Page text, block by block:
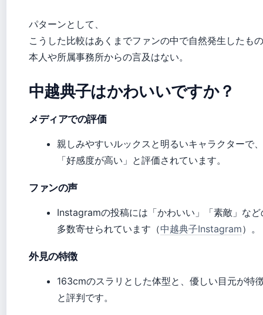
パターンとして、
こうした比較はあくまでファンの中で自然発生したも
本人や所属事務所からの言及はない。
中越典子はかわいいですか？
メディアでの評価
親しみやすいルックスと明るいキャラクターで
「好感度が高い」と評価されています。
ファンの声
Instagramの投稿には「かわいい」「素敵」な
多数寄せられています（中越典子Instagram）。
外見の特徴
163cmのスラリとした体型と、優しい目元が特
と評判です。